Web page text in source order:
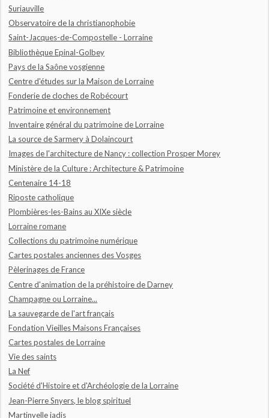
Suriauville
Observatoire de la christianophobie
Saint-Jacques-de-Compostelle - Lorraine
Bibliothèque Epinal-Golbey
Pays de la Saône vosgienne
Centre d'études sur la Maison de Lorraine
Fonderie de cloches de Robécourt
Patrimoine et environnement
Inventaire général du patrimoine de Lorraine
La source de Sarmery à Dolaincourt
Images de l'architecture de Nancy : collection Prosper Morey
Ministère de la Culture : Architecture & Patrimoine
Centenaire 14-18
Riposte catholique
Plombières-les-Bains au XIXe siècle
Lorraine romane
Collections du patrimoine numérique
Cartes postales anciennes des Vosges
Pèlerinages de France
Centre d'animation de la préhistoire de Darney
Champagne ou Lorraine...
La sauvegarde de l'art français
Fondation Vieilles Maisons Françaises
Cartes postales de Lorraine
Vie des saints
La Nef
Société d'Histoire et d'Archéologie de la Lorraine
Jean-Pierre Snyers, le blog spirituel
Martinvelle jadis